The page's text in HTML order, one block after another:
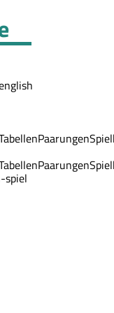
Paarungen
Paarungen
spiel